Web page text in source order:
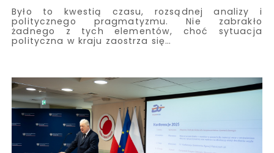
Było to kwestią czasu, rozsądnej analizy i
politycznego pragmatyzmu. Nie zabrakło
żadnego z tych elementów, choć sytuacja
polityczna w kraju zaostrza się…